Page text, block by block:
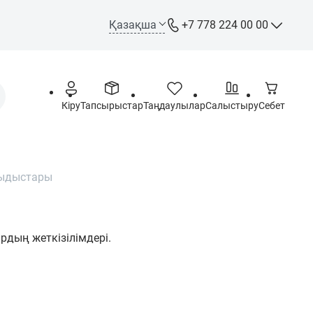
Қазақша +7 778 224 00 00
Call-орталық
+7 778 244 00 00
КіруТапсырыстарТаңдаулыларСалыстыруСебет
жеткізілімдері.